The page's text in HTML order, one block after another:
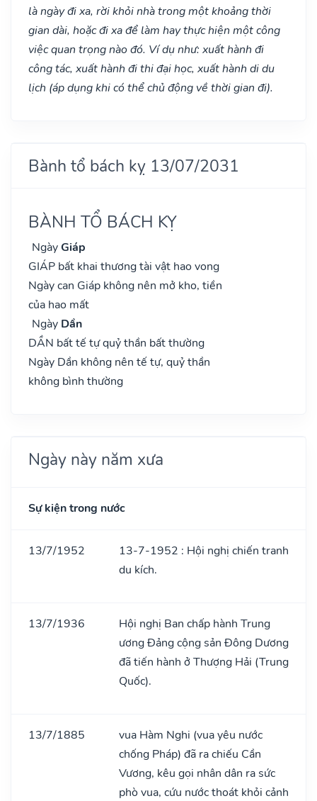
là ngày đi xa, rời khỏi nhà trong một khoảng thời
gian dài, hoặc đi xa để làm hay thực hiện một công
việc quan trọng nào đó. Ví dụ như: xuất hành đi
công tác, xuất hành đi thi đại học, xuất hành di du
lịch (áp dụng khi có thể chủ động về thời gian đi).
Bành tổ bách kỵ 13/07/2031
BÀNH TỔ BÁCH KỴ
NgàyGiáp
GIÁP bất khai thương tài vật hao vong
Ngày can Giáp không nên mở kho, tiền
của hao mất
Ngày Dần
DẦN bất tế tự quỷ thần bất thường
Ngày Dần không nên tế tự, quỷ thần
không bình thường
Ngày này năm xưa
Sự kiện trong nước
13/7/1952
13-7-1952 : Hội nghị chiến tranh
du kích.
13/7/1936
Hội nghị Ban chấp hành Trung
ương Đảng cộng sản Đông Dương
đã tiến hành ở Thượng Hải (Trung
Quốc).
13/7/1885
vua Hàm Nghi (vua yêu nước
chống Pháp) đã ra chiếu Cần
Vương, kêu gọi nhân dân ra sức
phò vua, cứu nước thoát khỏi cảnh